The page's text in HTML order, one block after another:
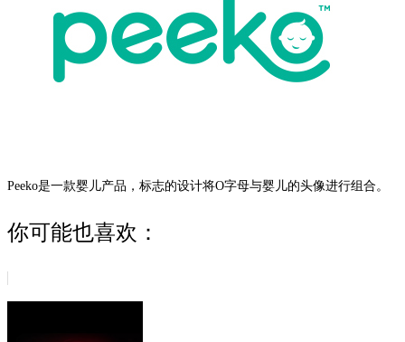
Peeko是一款婴儿产品，标志的设计将O字母与婴儿的头像进行组合。
你可能也喜欢：